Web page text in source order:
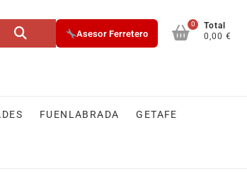
Asesor Ferretero
0
Total
0,00 €
FUENLABRADA GETAFE